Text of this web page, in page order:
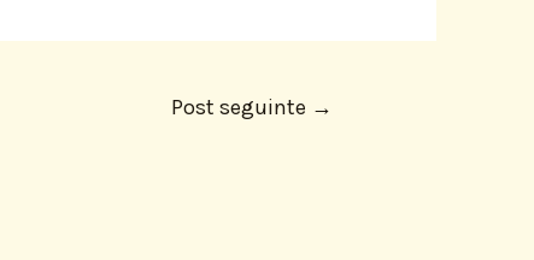
Post seguinte →